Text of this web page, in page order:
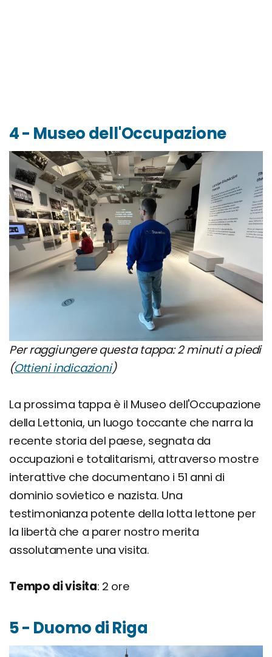
4 - Museo dell'Occupazione
Per raggiungere questa tappa: 2 minuti a piedi
(Ottieni indicazioni)
La prossima tappa è il Museo dell'Occupazione
della Lettonia, un luogo toccante che narra la
recente storia del paese, segnata da
occupazioni e totalitarismi, attraverso mostre
interattive che documentano i 51 anni di
dominio sovietico e nazista. Una
testimonianza potente della lotta lettone per
la libertà che a parer nostro merita
assolutamente una visita.
Tempo di visita: 2 ore
5 - Duomo di Riga